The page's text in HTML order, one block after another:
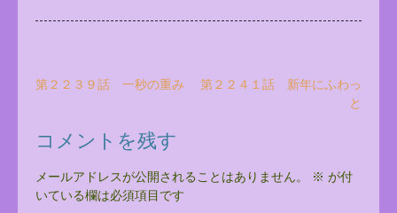
投
ナ
ゲ
第２２３９話 一秒の重み
第２２４１話 新年にふわっ
と
コメントを残す
メールアドレスが公開されることはありません。 ※ が付
いている欄は必須項目です